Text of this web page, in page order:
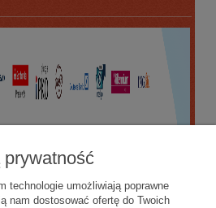
prywatność
technologie umożliwiają poprawne
nam dostosować ofertę do Twoich